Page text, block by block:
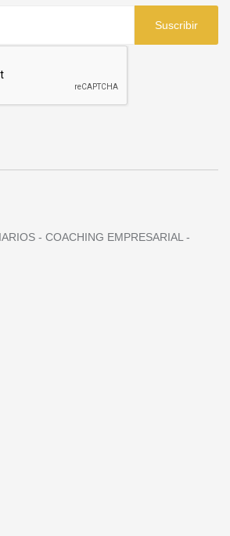
Suscribir
- COACHING EMPRESARIAL -